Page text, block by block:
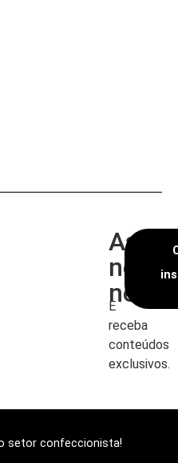
nossa
E
receba
conteúdos
exclusivos.
setor confeccionista!